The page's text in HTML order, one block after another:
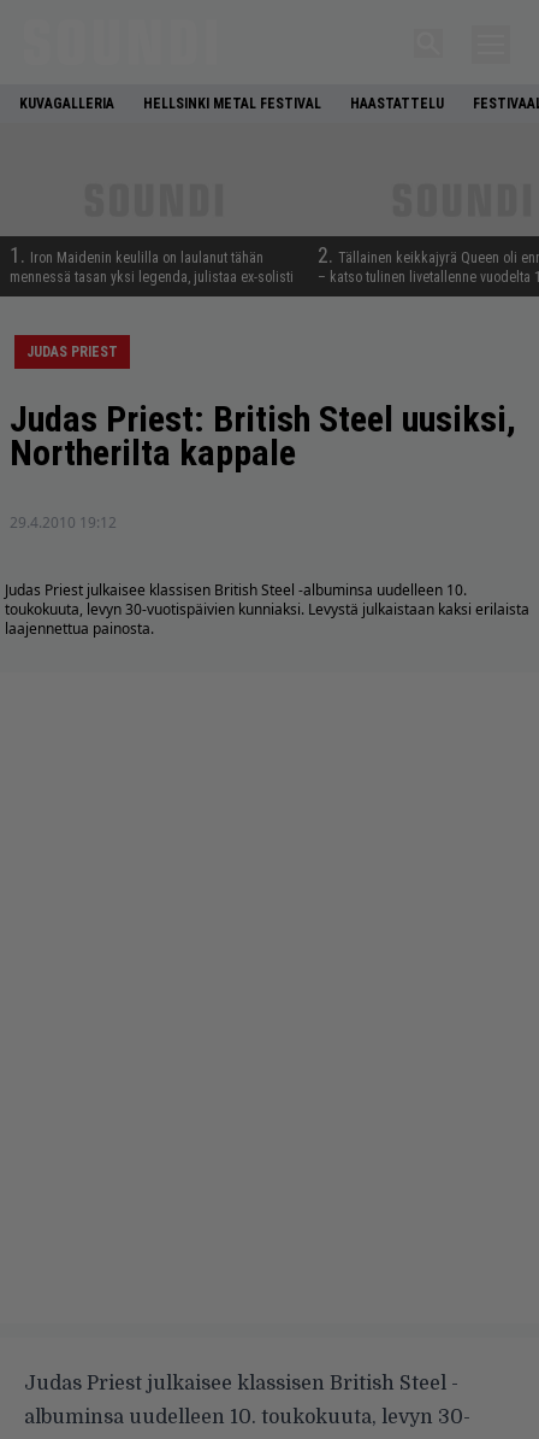
KUVAGALLERIA HELLSINKI METAL FESTIVAL HAASTATTELU
1.
Iron Maidenin keulilla on laulanut tähän
mennessä tasan yksi legenda, julistaa ex-solisti
2. Tällainen keikkajyrä Queen oli
– katso tulinen livetallenne vuodelta
JUDAS PRIEST
Judas Priest: British Steel uusiksi,
Northerilta kappale
29.4.2010 19:12
Judas Priest julkaisee klassisen British Steel -albuminsa uudelleen 10.
toukokuuta, levyn 30-vuotispäivien kunniaksi. Levystä julkaistaan kaksi erilaista
laajennettua painosta.
Judas Priest julkaisee klassisen British Steel -
albuminsa uudelleen 10. toukokuuta, levyn 30-